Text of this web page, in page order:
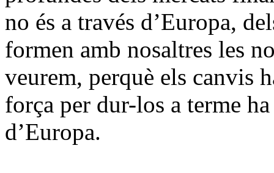
no és a través d’Europa,
formen amb nosaltres les
veurem, perquè els canvis
força per dur-los a terme
d’Europa.